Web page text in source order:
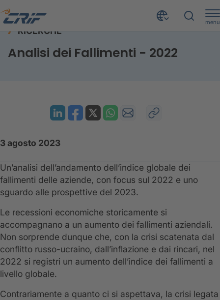
menu
Home Risorse
RICERCHE
Analisi dei Fallimenti - 2022
3 agosto 2023
Un’analisi dell’andamento dell’indice globale dei
fallimenti delle aziende, con focus sul 2022 e uno
sguardo alle prospettive del 2023.
Le recessioni economiche storicamente si
accompagnano a un aumento dei fallimenti aziendali.
Non sorprende dunque che, con la crisi scatenata dal
conflitto russo-ucraino, dall’inflazione e dai rincari, nel
2022 si registri un aumento dell’indice dei fallimenti a
livello globale.
Contrariamente a quanto ci si aspettava, la crisi legata